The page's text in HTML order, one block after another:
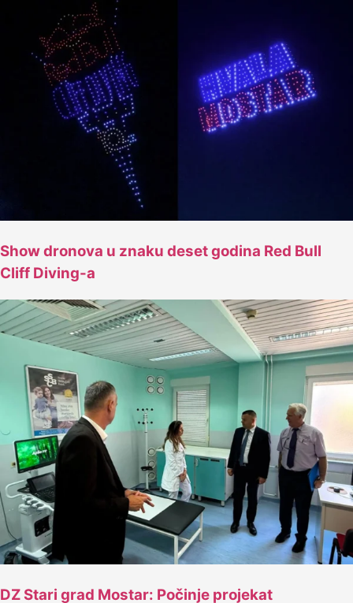
Show dronova u znaku deset godina Red Bull
Cliff Diving-a
DZ Stari grad Mostar: Počinje projekat